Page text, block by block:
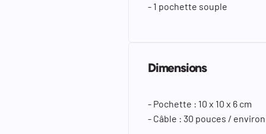
- 1 pochette souple
Dimensions
- Pochette : 10 x 10 x 6 cm
- Câble : 30 pouces / environ